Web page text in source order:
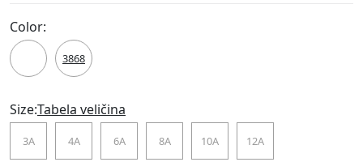
Size:Tabela veličina
3A 4A 6A 8A 10A 12A
Color:
3868